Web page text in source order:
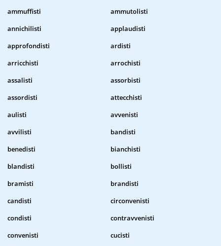
ammuffisti
ammutolisti
annichilisti
applaudisti
approfondisti
ardisti
arricchisti
arrochisti
assalisti
assorbisti
assordisti
attecchisti
aulisti
avvenisti
avvilisti
bandisti
benedisti
bianchisti
blandisti
bollisti
bramisti
brandisti
candisti
circonvenisti
condisti
contravvenisti
convenisti
cucisti